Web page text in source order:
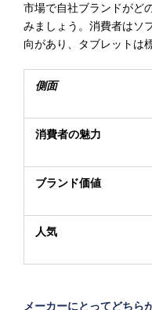
市場で自社ブランドがど
みましょう。消費者はソ
向があり、タブレットは
側面
消費者の魅力
ブランド価値
人気
メーカーにとってどちら